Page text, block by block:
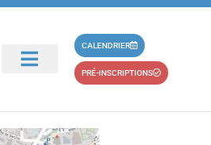
CALENDRIER
PRÉ-INSCRIPTIONS
escalade-